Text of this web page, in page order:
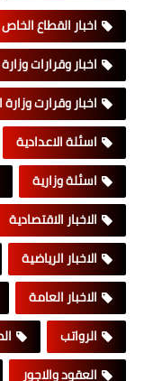
اخبار القطاع الخاص
اخبار وقرارات
اخبار وقرارت وزارة
اسئلة الاعدادية
اسئلة وزارية
الاخبار الاقتصادية
الاخبار الرياضية
الاخبار العامة
الرواتب
العقود والاجور